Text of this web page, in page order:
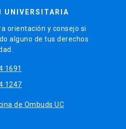
UNIVERSITARIA
orientación y consejo si
alguno de tus derechos
1691
1247
de Ombuds UC